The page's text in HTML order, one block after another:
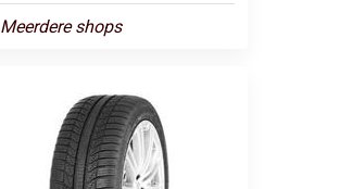
Meerdere shops